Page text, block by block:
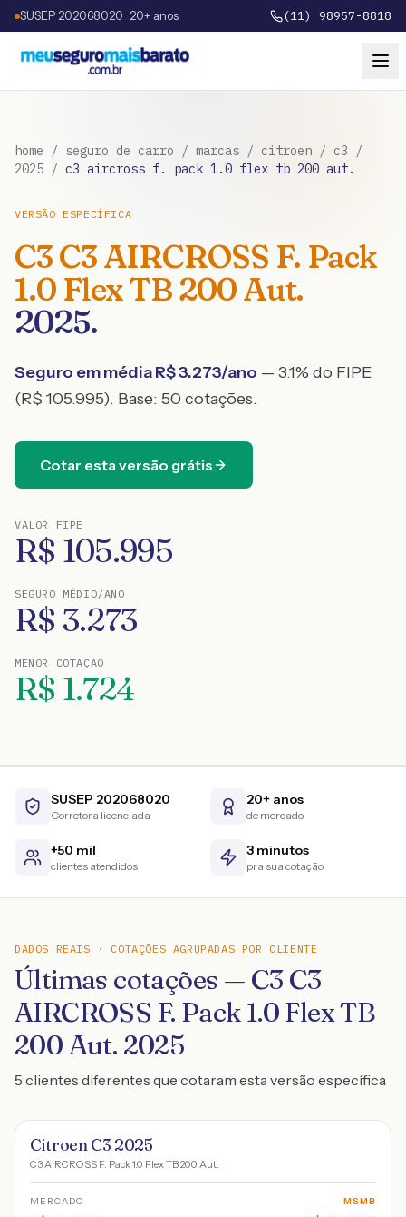
SUSEP 202068020 · 20+ anos (11) 98957-8818
home / seguro de carro / marcas / citroen / c3 /
2025 / c3 aircross f. pack 1.0 flex tb 200 aut.
VERSÃO ESPECÍFICA
C3C3 AIRCROSS F. Pack
1.0 Flex TB 200 Aut.
2025.
Seguro em média R$3.273/ano — 3.1% do FIPE
(R$ 105.995). Base: 50 cotações.
Cotar esta versão grátis
VALOR FIPE
R$ 105.995
SEGURO MÉDIO/ANO
R$ 3.273
MENOR COTAÇÃO
R$ 1.724
SUSEP 202068020
Corretora licenciada
20+ anos
de mercado
+50 mil
clientes atendidos
3 minutos
pra sua cotação
DADOS REAIS · COTAÇÕES AGRUPADAS POR CLIENTE
Últimas cotações — C3 C3
AIRCROSS F. Pack 1.0 Flex TB
200 Aut. 2025
5 clientes diferentes que cotaram esta versão específica
Citroen C3 2025
C3 AIRCROSS F. Pack 1.0 Flex TB 200 Aut.
MERCADO MSMB